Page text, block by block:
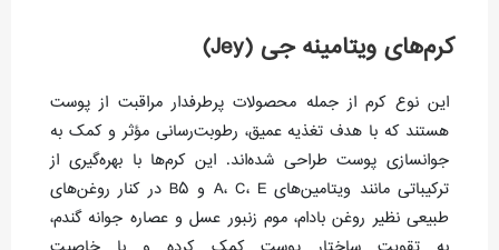
کرم‌های ویتامینه جی (Jey)
این نوع کرم از جمله محصولات پرطرفدار مراقبت از پوست
هستند که با هدف تغذیه عمیق، رطوبت‌رسانی مؤثر و کمک به
جوانسازی پوست طراحی شده‌اند. این کرم‌ها با بهره‌گیری از
ترکیباتی مانند ویتامین‌های A، C، E و B5 در کنار روغن‌های
طبیعی نظیر روغن بادام، موم زنبور عسل و عصاره جوانه گندم،